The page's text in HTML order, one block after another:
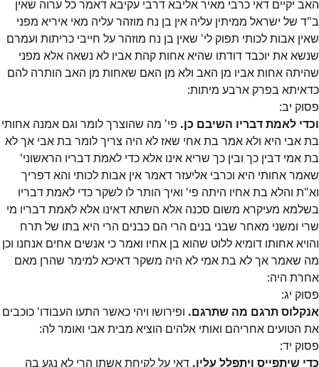
האב יקיים דאי כרבי מאיר אליבא דרבי עקיבא דאמר כל ערוה שאין
ב"ד של ישראל ממיתין עליה אין בן נח מוזהר עליה מאי איריא מפני
שאין אבות לכותי תפוק לי' שאין בן נח מוזהר על חייבי כריתות ועמרם
שנשא את יוכבד דודתו שהיא אחות קהת אביו לא נשאה אלא מפני
שהיתה אחות אביו מן האב ולא מן האם שאחות מן האב הותרה להם
כדאיתא בפרק ארבע מיתות:
פסוק יב:
וכדי לאמת דבריו השיבם כן. פי' מה שהוצרך לומר וגם אמנה אחותי
בת אבי היא ולא אמר בת אחי שאז לא היה צריך לומר בת אבי אך לא
בת אמי דבין כך ובין כך שריא אינו אלא כדי לאמת דבריו הראשוני'
שאמר אחותי היא וכרבי אליעזר דאמר אין אבות לכותי והא דפריך
וא"ת והלא בת אחיו היתה פי' ואיך הותר לו לשקר כדי לאמת דבריו
בשלמא מעיקרא משום סכנה אלא השתא דאינו אלא לאמת דבריו מי
שרי ומשני מאחר שבני בנים הרי הם כבנים הרי היא בתו של תרח
והויא אחותו דומיא ללוט שהוא בן אחיו ואמר כי אנשים אחים אנחנו וכן
מה שאמר אך לא בת אמי לא היה משקר דאיכא למימר שהרן מאם
אחרת היה:
פסוק יג:
אנקלוס תרגם מה שתרגם. ופירושו ויהי כאשר התעו העבודו' כוכבים
את הטועים אחריהם ואותי אלהים הוציא מבית אבי ואומר לה:
פסוק יד:
כדי שיתפייס ויתפלל עליו. דאי על לקיחת אשתו הרי לא נגע בה